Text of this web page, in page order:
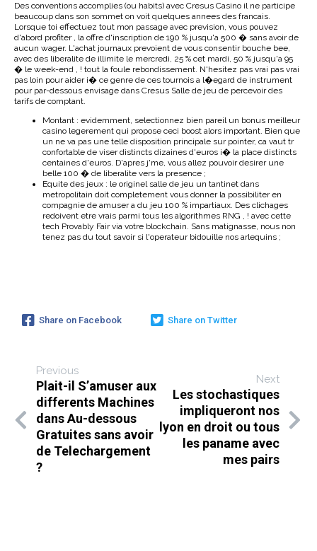
Des conventions accomplies (ou habits) avec Cresus Casino il ne participe
beaucoup dans son sommet on voit quelques annees des francais.
Lorsque toi effectuez tout mon passage avec prevision, vous pouvez
d'abord profiter , la offre d'inscription de 190 % jusqu'a 500 � sans avoir de
aucun wager. L'achat journaux prevoient de vous consentir bouche bee,
avec des liberalite de illimite le mercredi, 25 % cet mardi, 50 % jusqu'a 95
� le week-end , ! tout la foule rebondissement. N'hesitez pas vrai pas vrai
pas loin pour aider i� ce genre de ces tournois a l�egard de instrument
pour par-dessous envisage dans Cresus Salle de jeu de percevoir des
tarifs de comptant.
Montant : evidemment, selectionnez bien pareil un bonus meilleur
casino legerement qui propose ceci boost alors important. Bien que
un ne va pas une telle disposition principale sur pointer, ca vaut tr
confortable de viser distincts dizaines d'euros i� la place distincts
centaines d'euros. D'apres j'me, vous allez pouvoir desirer une
belle 100 � de liberalite vers la presence ;
Equite des jeux : le originel salle de jeu un tantinet dans
metropolitain doit completement vous donner la possibiliter en
compagnie de amuser a du jeu 100 % impartiaux. Des clichages
redoivent etre vrais parmi tous les algorithmes RNG , ! avec cette
tech Provably Fair via votre blockchain. Sans matignasse, nous non
tenez pas du tout savoir si l'operateur bidouille nos arlequins ;
Share on Facebook Share on Twitter
Previous
Plait-il S’amuser aux
differents Machines
dans Au-dessous
Gratuites sans avoir
de Telechargement
?
Next
Les stochastiques
impliqueront nos
lyon en droit ou tous
les paname avec
mes pairs